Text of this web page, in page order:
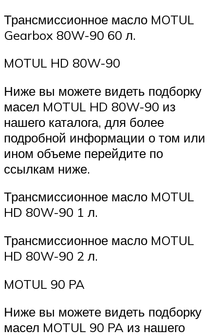
Трансмиссионное масло MOTUL
Gearbox 80W-90 60 л.
MOTUL HD 80W-90
Ниже вы можете видеть подборку
масел MOTUL HD 80W-90 из
нашего каталога, для более
подробной информации о том или
ином объеме перейдите по
ссылкам ниже.
Трансмиссионное масло MOTUL
HD 80W-90 1 л.
Трансмиссионное масло MOTUL
HD 80W-90 2 л.
MOTUL 90 PA
Ниже вы можете видеть подборку
масел MOTUL 90 PA из нашего